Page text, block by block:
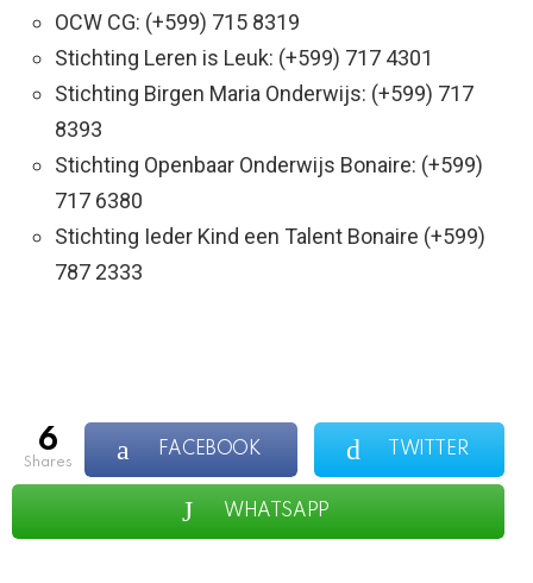
OCW CG: (+599) 715 8319
Stichting Leren is Leuk: (+599) 717 4301
Stichting Birgen Maria Onderwijs: (+599) 717
8393
Stichting Openbaar Onderwijs Bonaire: (+599)
717 6380
Stichting Ieder Kind een Talent Bonaire (+599)
787 2333
6
shares
FACEBOOK TWITTER
WHATSAPP